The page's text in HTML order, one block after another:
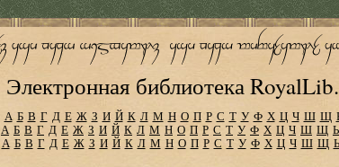
Электронная библиотека
А Б В Г Д Е Ж З И Й К Л М Н О П Р С Т У Ф Х Ц Ч Ш Щ
А Б В Г Д Е Ж З И Й К Л М Н О П Р С Т У Ф Х Ц Ч Ш Щ
А Б В Г Д Е Ж З И Й К Л М Н О П Р С Т У Ф Х Ц Ч Ш Щ